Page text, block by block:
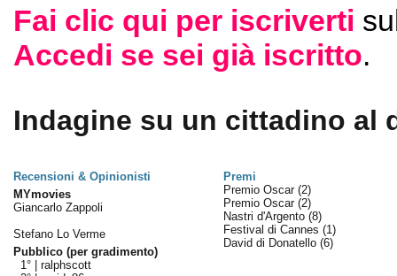
Fai clic qui per iscriverti
Accedi se sei già iscritto.
Indagine su un cittadino al
Recensioni & Opinionisti
Premi
MYmovies
Giancarlo Zappoli
Stefano Lo Verme
Pubblico (per gradimento)
1° | ralphscott
Premio Oscar (2)
Premio Oscar (2)
Nastri d'Argento (8)
Festival di Cannes (1)
David di Donatello (6)